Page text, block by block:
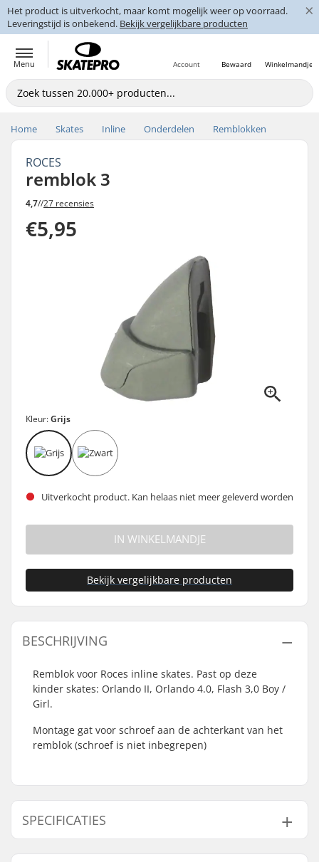
Het product is uitverkocht, maar komt mogelijk weer op voorraad.
Leveringstijd is onbekend. Bekijk vergelijkbare producten
×
Menu Winkelmandje
Bewaard
Account
Home Skates Inline Onderdelen Remblokken
ROCES
remblok 3
4,7//27 recensies
€5,95
Kleur:Grijs
Uitverkocht product. Kan helaas niet meer geleverd worden
IN WINKELMANDJE
Bekijk vergelijkbare producten
BESCHRIJVING
Remblok voor Roces inline skates. Past op deze
kinder skates: Orlando II, Orlando 4.0, Flash 3,0 Boy /
Girl.
Montage gat voor schroef aan de achterkant van het
remblok (schroef is niet inbegrepen)
SPECIFICATIES
As:
Niet inbegrepen